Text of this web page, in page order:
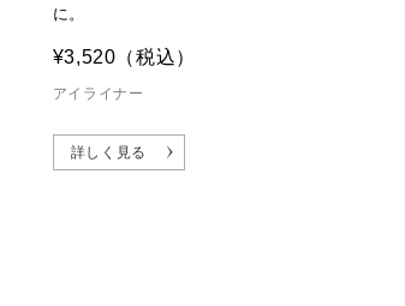
に。
アイライナー
¥3,520 （税込）
詳しく見る